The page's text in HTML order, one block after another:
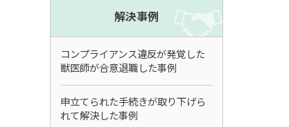
解決事例
コンプライアンス違反が発覚した
獣医師が合意退職した事例
申立てられた手続きが取り下げら
れて解決した事例